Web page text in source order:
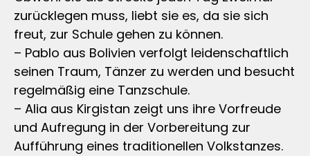
zurücklegen muss, liebt sie es, da sie sich
freut, zur Schule gehen zu können.
– Pablo aus Bolivien verfolgt leidenschaftlich
seinen Traum, Tänzer zu werden und besucht
regelmäßig eine Tanzschule.
– Alia aus Kirgistan zeigt uns ihre Vorfreude
und Aufregung in der Vorbereitung zur
Aufführung eines traditionellen Volkstanzes.